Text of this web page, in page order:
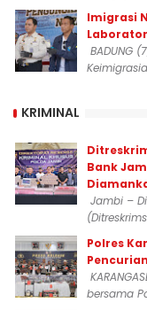
Imigrasi
BADUNG
KRIMINAL
Bank
Jambi –
Polres
bersama